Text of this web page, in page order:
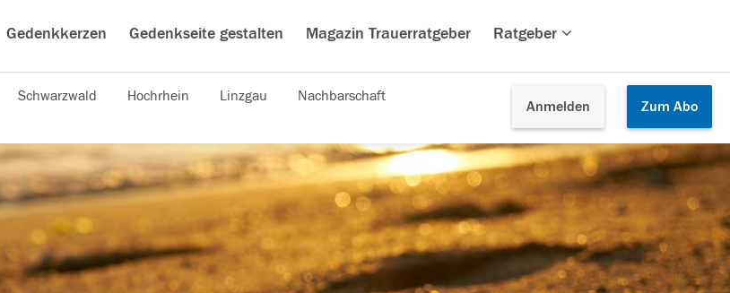
Gedenkkerzen Gedenkseite gestalten Magazin Trauerratgeber Ratgeber
Anmelden Zum Abo
Schwarzwald Hochrhein Linzgau Nachbarschaft